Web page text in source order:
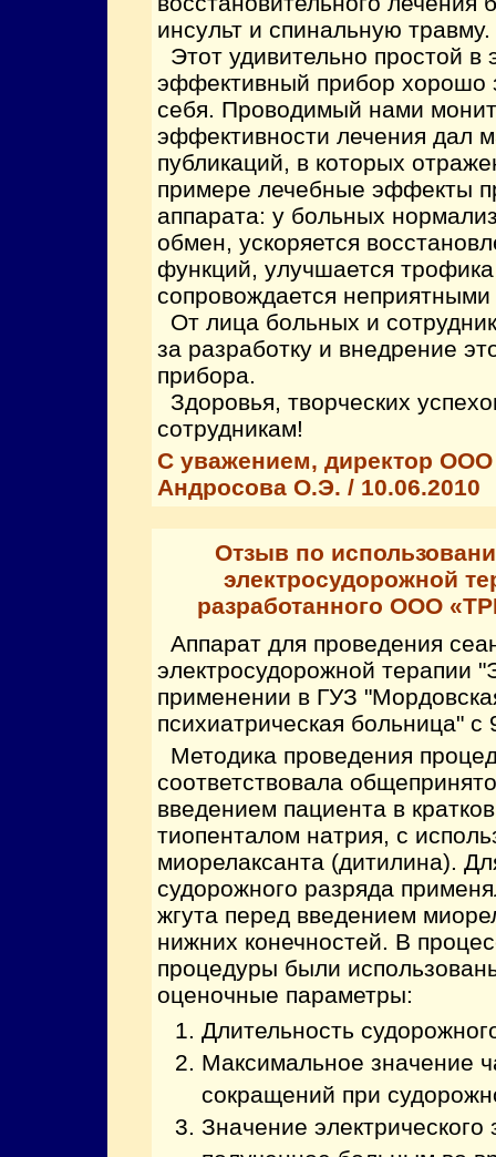
инсульт и спинальную травму.
Этот удивительно простой в
эффективный прибор хорошо
себя. Проводимый нами
эффективности лечения дал
публикаций, в которых
примере лечебные эффекты
аппарата: у больных
обмен, ускоряется
функций, улучшается
сопровождается
От лица больных и
за разработку и внедрение
прибора.
Здоровья, творческих
сотрудникам!
С уважением, директор
Андросова О.Э. / 10.06.2010
Отзыв по
электросудорожной
разработанного ООО
Аппарат для проведения
электросудорожной терапии
применении в ГУЗ
психиатрическая больница" с
Методика проведения
соответствовала
введением пациента в
тиопенталом натрия, с
миорелаксанта (дитилина).
судорожного разряда
жгута перед введением
нижних конечностей. В
процедуры были
оценочные параметры:
Длительность
Максимальное значение
сокращений при
Значение